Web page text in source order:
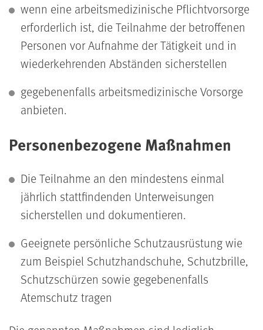
wenn eine arbeitsmedizinische Pflichtvorsorge
erforderlich ist, die Teilnahme der betroffenen
Personen vor Aufnahme der Tätigkeit und in
wiederkehrenden Abständen sicherstellen
gegebenenfalls arbeitsmedizinische Vorsorge
anbieten.
Personenbezogene Maßnahmen
Die Teilnahme an den mindestens einmal
jährlich stattfindenden Unterweisungen
sicherstellen und dokumentieren.
Geeignete persönliche Schutzausrüstung wie
zum Beispiel Schutzhandschuhe, Schutzbrille,
Schutzschürzen sowie gegebenenfalls
Atemschutz tragen